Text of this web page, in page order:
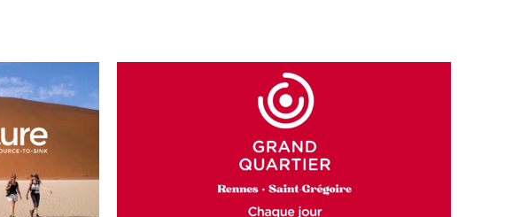
GRAND QUARTIER